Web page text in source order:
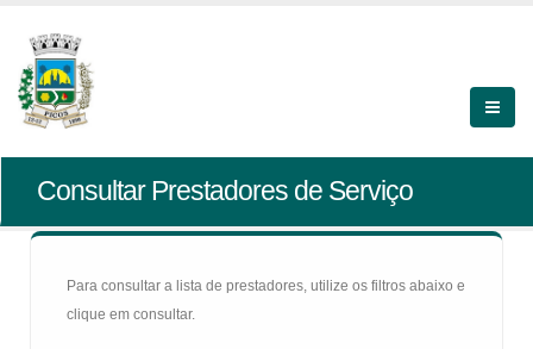
Consultar Prestadores de Serviço
Para consultar a lista de prestadores, utilize os filtros abaixo e
clique em consultar.